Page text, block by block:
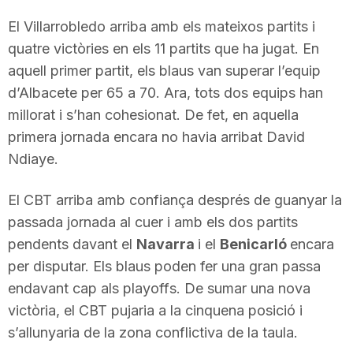
a
r
a
g
o
El Villarrobledo arriba amb els mateixos partits i
quatre victòries en els 11 partits que ha jugat. En
aquell primer partit, els blaus van superar l’equip
d’Albacete per 65 a 70. Ara, tots dos equips han
millorat i s’han cohesionat. De fet, en aquella
primera jornada encara no havia arribat David
Ndiaye.
El CBT arriba amb confiança després de guanyar la
passada jornada al cuer i amb els dos partits
pendents davant el Navarra i el Benicarló encara
per disputar. Els blaus poden fer una gran passa
endavant cap als playoffs. De sumar una nova
victòria, el CBT pujaria a la cinquena posició i
s’allunyaria de la zona conflictiva de la taula.